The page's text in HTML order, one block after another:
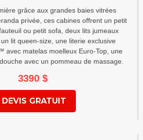
grâce aux grandes baies vitrées
privée, ces cabines offrent un petit
ou petit sofa, deux lits jumeaux
lit queen-size, une literie exclusive
avec matelas moelleux Euro-Top, une
avec un pommeau de massage.
3390 $
DEVIS GRATUIT